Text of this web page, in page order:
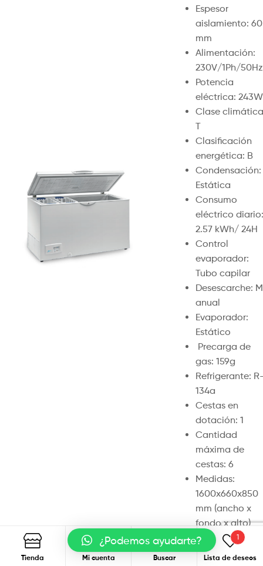
Espesor
aislamiento: 60
mm
Alimentación:
230V/1Ph/50Hz
Potencia
eléctrica: 243W
Clase
T
Clasificación
energética: B
Condensación:
Estática
Consumo
eléctrico diario:
2.57 kWh/ 24H
Control
evaporador:
Tubo capilar
Desescarche: M
anual
Evaporador:
Estático
Precarga de
gas: 159g
Refrigerante:
134a
Cestas en
dotación: 1
Cantidad
máxima de
cestas: 6
Medidas:
1600x660x850
mm (ancho x
fondo x alto)
Peso
neto/bruto:
Tienda Mi cuenta Buscar Buscar
Lista de deseos
1
¿Podemos ayudarte?